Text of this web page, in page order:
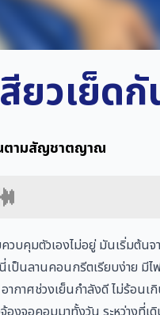
ยวเย็
นตามสัญชาตญาณ
บคุมตัวเองไม่อยู่ มันเริ่มต้
ป็นลานคอนกรีตเรียบง่าย มี
กาศช่วงเย็นกำลังดี ไม่ร้อน